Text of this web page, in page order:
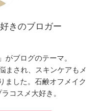
きのブロガー
がブログのテーマ。
まされ、スキンケアもメ
ました。石鹸オフメイク
コスメ大好き。